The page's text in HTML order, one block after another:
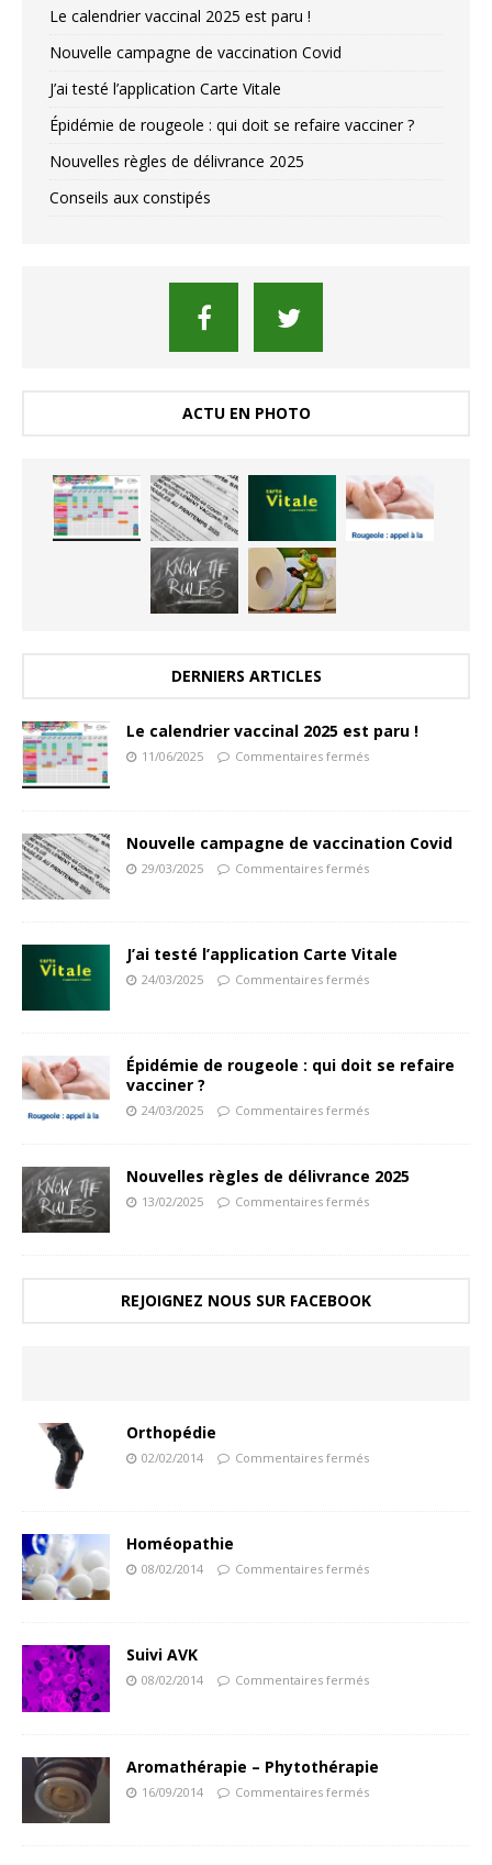
Le calendrier vaccinal 2025 est paru !
Nouvelle campagne de vaccination Covid
J’ai testé l’application Carte Vitale
Épidémie de rougeole : qui doit se refaire vacciner ?
Nouvelles règles de délivrance 2025
Conseils aux constipés
ACTU EN PHOTO
DERNIERS ARTICLES
Le calendrier vaccinal 2025 est paru !
11/06/2025 Commentaires fermés
Nouvelle campagne de vaccination Covid
29/03/2025 Commentaires fermés
J’ai testé l’application Carte Vitale
24/03/2025 Commentaires fermés
Épidémie de rougeole : qui doit se refaire
vacciner ?
24/03/2025 Commentaires fermés
Nouvelles règles de délivrance 2025
13/02/2025 Commentaires fermés
REJOIGNEZ NOUS SUR FACEBOOK
Orthopédie
02/02/2014 Commentaires fermés
Homéopathie
08/02/2014 Commentaires fermés
Suivi AVK
08/02/2014 Commentaires fermés
Aromathérapie – Phytothérapie
16/09/2014 Commentaires fermés